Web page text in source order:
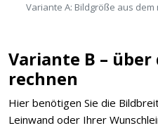
Variante A: Bildgröße aus
Variante B –
rechnen
Hier benötigen Sie die
Leinwand oder Ihrer